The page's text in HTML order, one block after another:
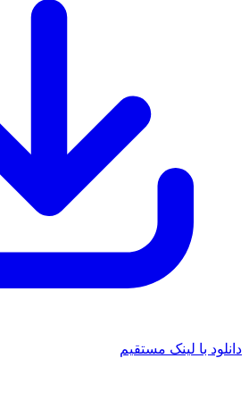
با لینک مستقیم